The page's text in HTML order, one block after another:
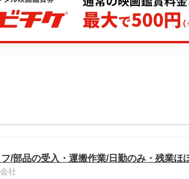
/部品の受入・運搬作業/日勤のみ・残業ほ
社